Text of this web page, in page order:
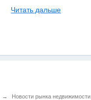
Читать дальше
→ Новости рынка недвижимости